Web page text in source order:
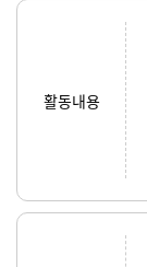
활동내용